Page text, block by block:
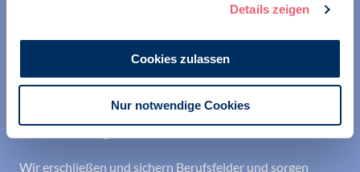
Details zeigen
Cookies zulassen
Nur notwendige Cookies
ihrer Berufsausübung und bei der Festigung ihrer
professionellen Identität. Dies erreichen wir unter
anderem durch Orientierung beim Aufbau der beruflichen
aktueller Informationen aus Wissenschaft und Praxis für
Wir erschließen und sichern Berufsfelder und sorgen